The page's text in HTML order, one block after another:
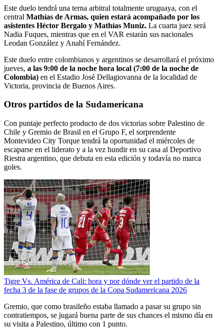
Este duelo tendrá una terna arbitral totalmente uruguaya, con el
central Mathías de Armas, quien estará acompañado por los
asistentes Héctor Bergalo y Mathías Muniz. La cuarta juez será
Nadia Fuques, mientras que en el VAR estarán sus nacionales
Leodan González y Anahí Fernández.
Este duelo entre colombianos y argentinos se desarrollará el próximo
jueves, a las 9:00 de la noche hora local (7:00 de la noche de
Colombia) en el Estadio José Dellagiovanna de la localidad de
Victoria, provincia de Buenos Aires.
Otros partidos de la Sudamericana
Con puntaje perfecto producto de dos victorias sobre Palestino de
Chile y Gremio de Brasil en el Grupo F, el sorprendente
Montevideo City Torque tendrá la oportunidad el miércoles de
escaparse en el liderato y a la vez hundir en su casa al Deportivo
Riestra argentino, que debuta en esta edición y todavía no marca
goles.
Tigre Vs. América de Cali: hora y por dónde ver el partido de la
fecha 3 de la fase de grupos de la Copa Sudamericana 2026
Gremio, que como brasileño estaba llamado a pasar su grupo sin
contratiempos, se jugará buena parte de sus chances el mismo día en
su visita a Palestino, último con 1 punto.